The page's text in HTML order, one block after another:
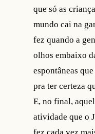
que só as
mundo cai na
fez quando a
olhos embaixo
espontâneas
pra ter certeza
E, no final,
atividade que o